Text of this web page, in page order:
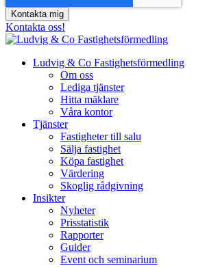
Kontakta oss!
Ludvig & Co Fastighetsförmedling
Om oss
Lediga tjänster
Hitta mäklare
Våra kontor
Tjänster
Fastigheter till salu
Sälja fastighet
Köpa fastighet
Värdering
Skoglig rådgivning
Insikter
Nyheter
Prisstatistik
Rapporter
Guider
Event och seminarium